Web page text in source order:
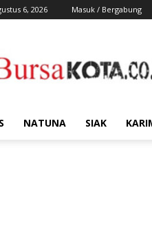
6, 2026 Masuk / Bergabung
Kota
NATUNA SIAK